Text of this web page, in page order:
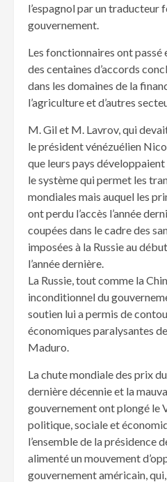
l’espagnol par un traducteur
gouvernement.
Les fonctionnaires ont passé
des centaines d’accords
dans les domaines de la
l’agriculture et d’autres
M. Gil et M. Lavrov, qui
le président vénézuélien
que leurs pays
le système qui permet les
mondiales mais auquel les
ont perdu l’accès l’année
coupées dans le cadre des
imposées à la Russie au
l’année dernière.
La Russie, tout comme la
inconditionnel du
soutien lui a permis de
économiques paralysantes
Maduro.
La chute mondiale des prix
dernière décennie et la
gouvernement ont plongé le
politique, sociale et
l’ensemble de la présidence
alimenté un mouvement
gouvernement américain,